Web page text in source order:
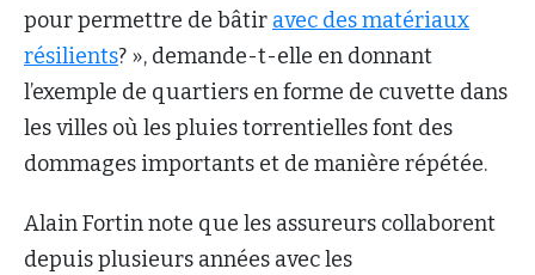
pour permettre de bâtir avec des matériaux
résilients? », demande-t-elle en donnant
l’exemple de quartiers en forme de cuvette dans
les villes où les pluies torrentielles font des
dommages importants et de manière répétée.
Alain Fortin note que les assureurs collaborent
depuis plusieurs années avec les